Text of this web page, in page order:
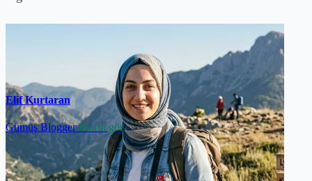
Elif Kurtaran
Gümüş Blogger Profili gör